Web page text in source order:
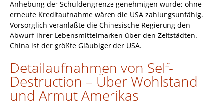
Anhebung der Schuldengrenze genehmigen würde; ohne
erneute Kreditaufnahme wären die USA zahlungsunfähig.
Vorsorglich veranlaßte die Chinesische Regierung den
Abwurf ihrer Lebensmittelmarken über den Zeltstädten.
China ist der größte Gläubiger der USA.
Detailaufnahmen von Self-
Destruction – Über Wohlstand
und Armut Amerikas